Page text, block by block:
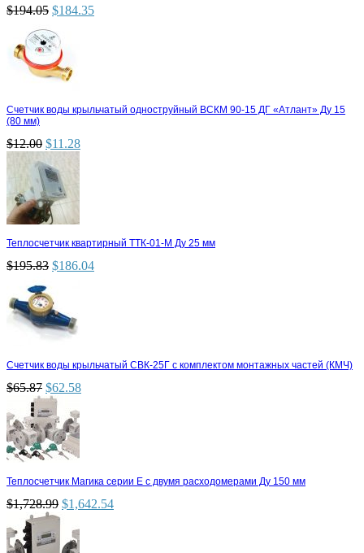
$194.05 $184.35
Счетчик воды крыльчатый одноструйный ВСКМ 90-15 ДГ «Атлант» Ду 15
(80 мм)
$12.00 $11.28
Теплосчетчик квартирный ТТК-01-М Ду 25 мм
$195.83 $186.04
Счетчик воды крыльчатый СВК-25Г с комплектом монтажных частей (КМЧ)
$65.87 $62.58
Теплосчетчик Магика серии Е с двумя расходомерами Ду 150 мм
$1,728.99 $1,642.54